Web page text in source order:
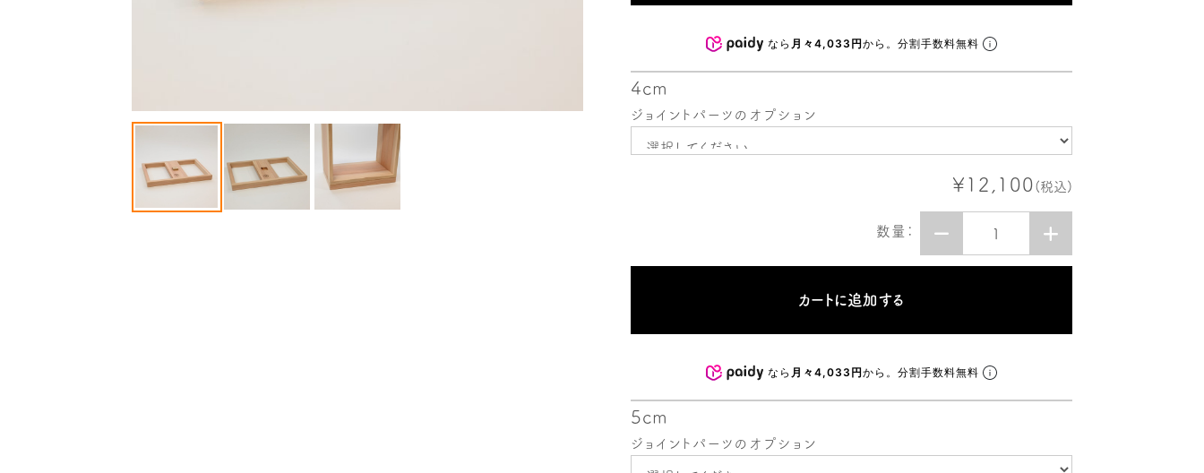
なら 月々4,033円から。分割手数料無料
4cm
ジョイントパーツのオプション
¥12,100 (税込)
数量：
なら 月々4,033円から。分割手数料無料
5cm
ジョイントパーツのオプション